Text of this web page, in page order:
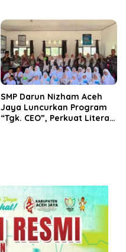
SMP Darun Nizham Aceh
Jaya Luncurkan Program
“Tgk. CEO”, Perkuat Literasi